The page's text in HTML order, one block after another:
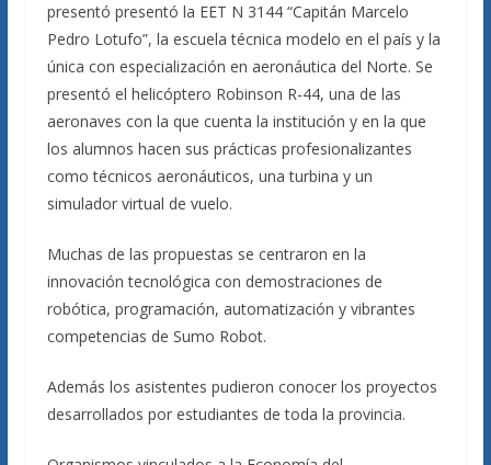
presentó presentó la EET N 3144 “Capitán Marcelo
Pedro Lotufo”, la escuela técnica modelo en el país y la
única con especialización en aeronáutica del Norte. Se
presentó el helicóptero Robinson R-44, una de las
aeronaves con la que cuenta la institución y en la que
los alumnos hacen sus prácticas profesionalizantes
como técnicos aeronáuticos, una turbina y un
simulador virtual de vuelo.
Muchas de las propuestas se centraron en la
innovación tecnológica con demostraciones de
robótica, programación, automatización y vibrantes
competencias de Sumo Robot.
Además los asistentes pudieron conocer los proyectos
desarrollados por estudiantes de toda la provincia.